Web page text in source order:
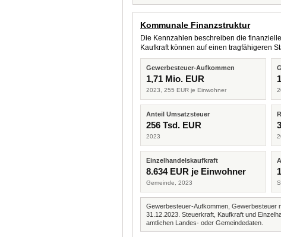
Kommunale Finanzstruktur
Die Kennzahlen beschreiben die
Kaufkraft können auf einen tragfähigeren
Gewerbesteuer-Aufkommen
1,71 Mio. EUR
2023, 255 EUR je Einwohner
Anteil Umsatzsteuer
256 Tsd. EUR
2023
Einzelhandelskaufkraft
8.634 EUR je Einwohner
Gemeinde, 2023
Gewerbesteuer-Aufkommen, Gewerbesteuer
31.12.2023. Steuerkraft, Kaufkraft und
amtlichen Landes- oder Gemeindedaten.